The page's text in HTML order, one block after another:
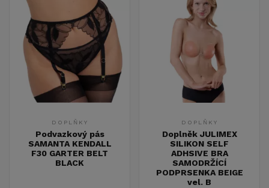
DOPLŇKY
Podvazkový pás
SAMANTA KENDALL
F30 GARTER BELT
BLACK
DOPLŇKY
Doplněk JULIMEX
SILIKON SELF
ADHSIVE BRA
SAMODRŽÍCÍ
PODPRSENKA BEIGE
vel. B